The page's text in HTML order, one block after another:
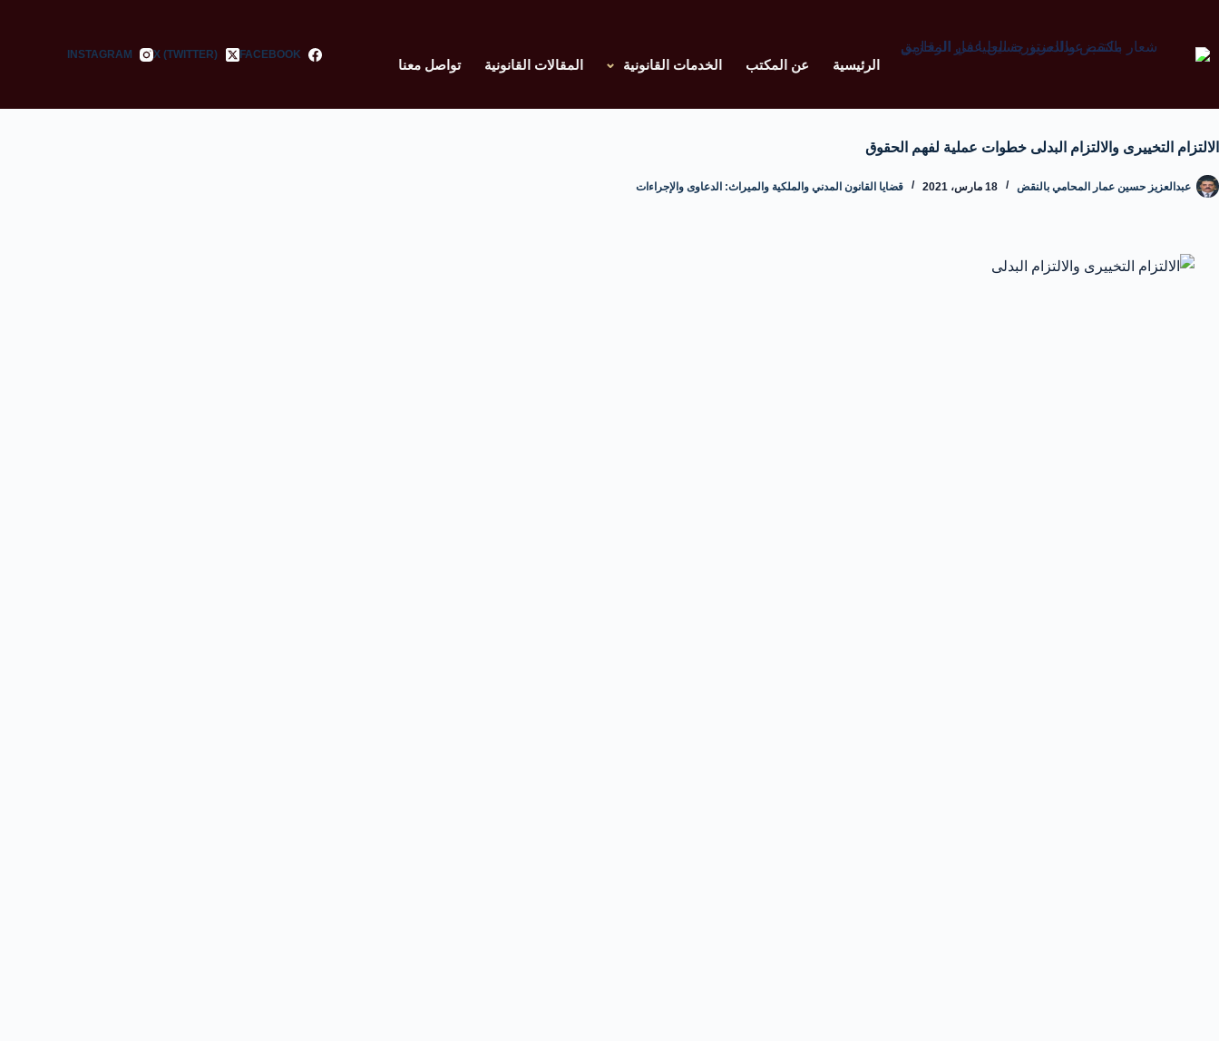
الرئيسية عن المكتب الخدمات القانونية المقالات القانونية تواصل معنا
FACEBOOK
X (TWITTER)
INSTAGRAM
الالتزام التخييرى والالتزام البدلى خطوات عملية لفهم الحقوق
عبدالعزيز حسين عمار المحامي بالنقض 18 مارس، 2021 قضايا القانون المدني والملكية والميراث: الدعاوى والإجراءات